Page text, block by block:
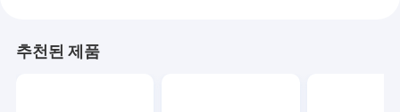
추천된 제품